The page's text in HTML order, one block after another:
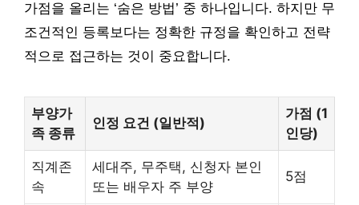
가점을 올리는 ‘숨은 방법’ 중 하나입니다. 하지만 무
조건적인 등록보다는 정확한 규정을 확인하고 전략
적으로 접근하는 것이 중요합니다.
부양가
족 종류
인정 요건 (일반적)
가점 (1
인당)
직계존
속
세대주, 무주택, 신청자 본인
또는 배우자 주 부양
5점